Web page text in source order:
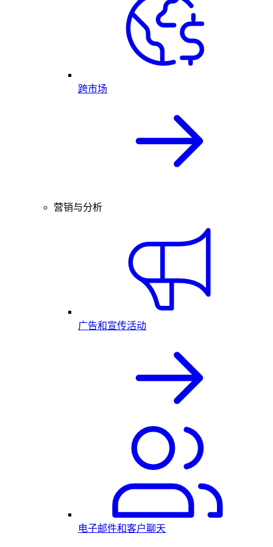
跨市场
营销与分析
广告和宣传活动
电子邮件和客户聊天